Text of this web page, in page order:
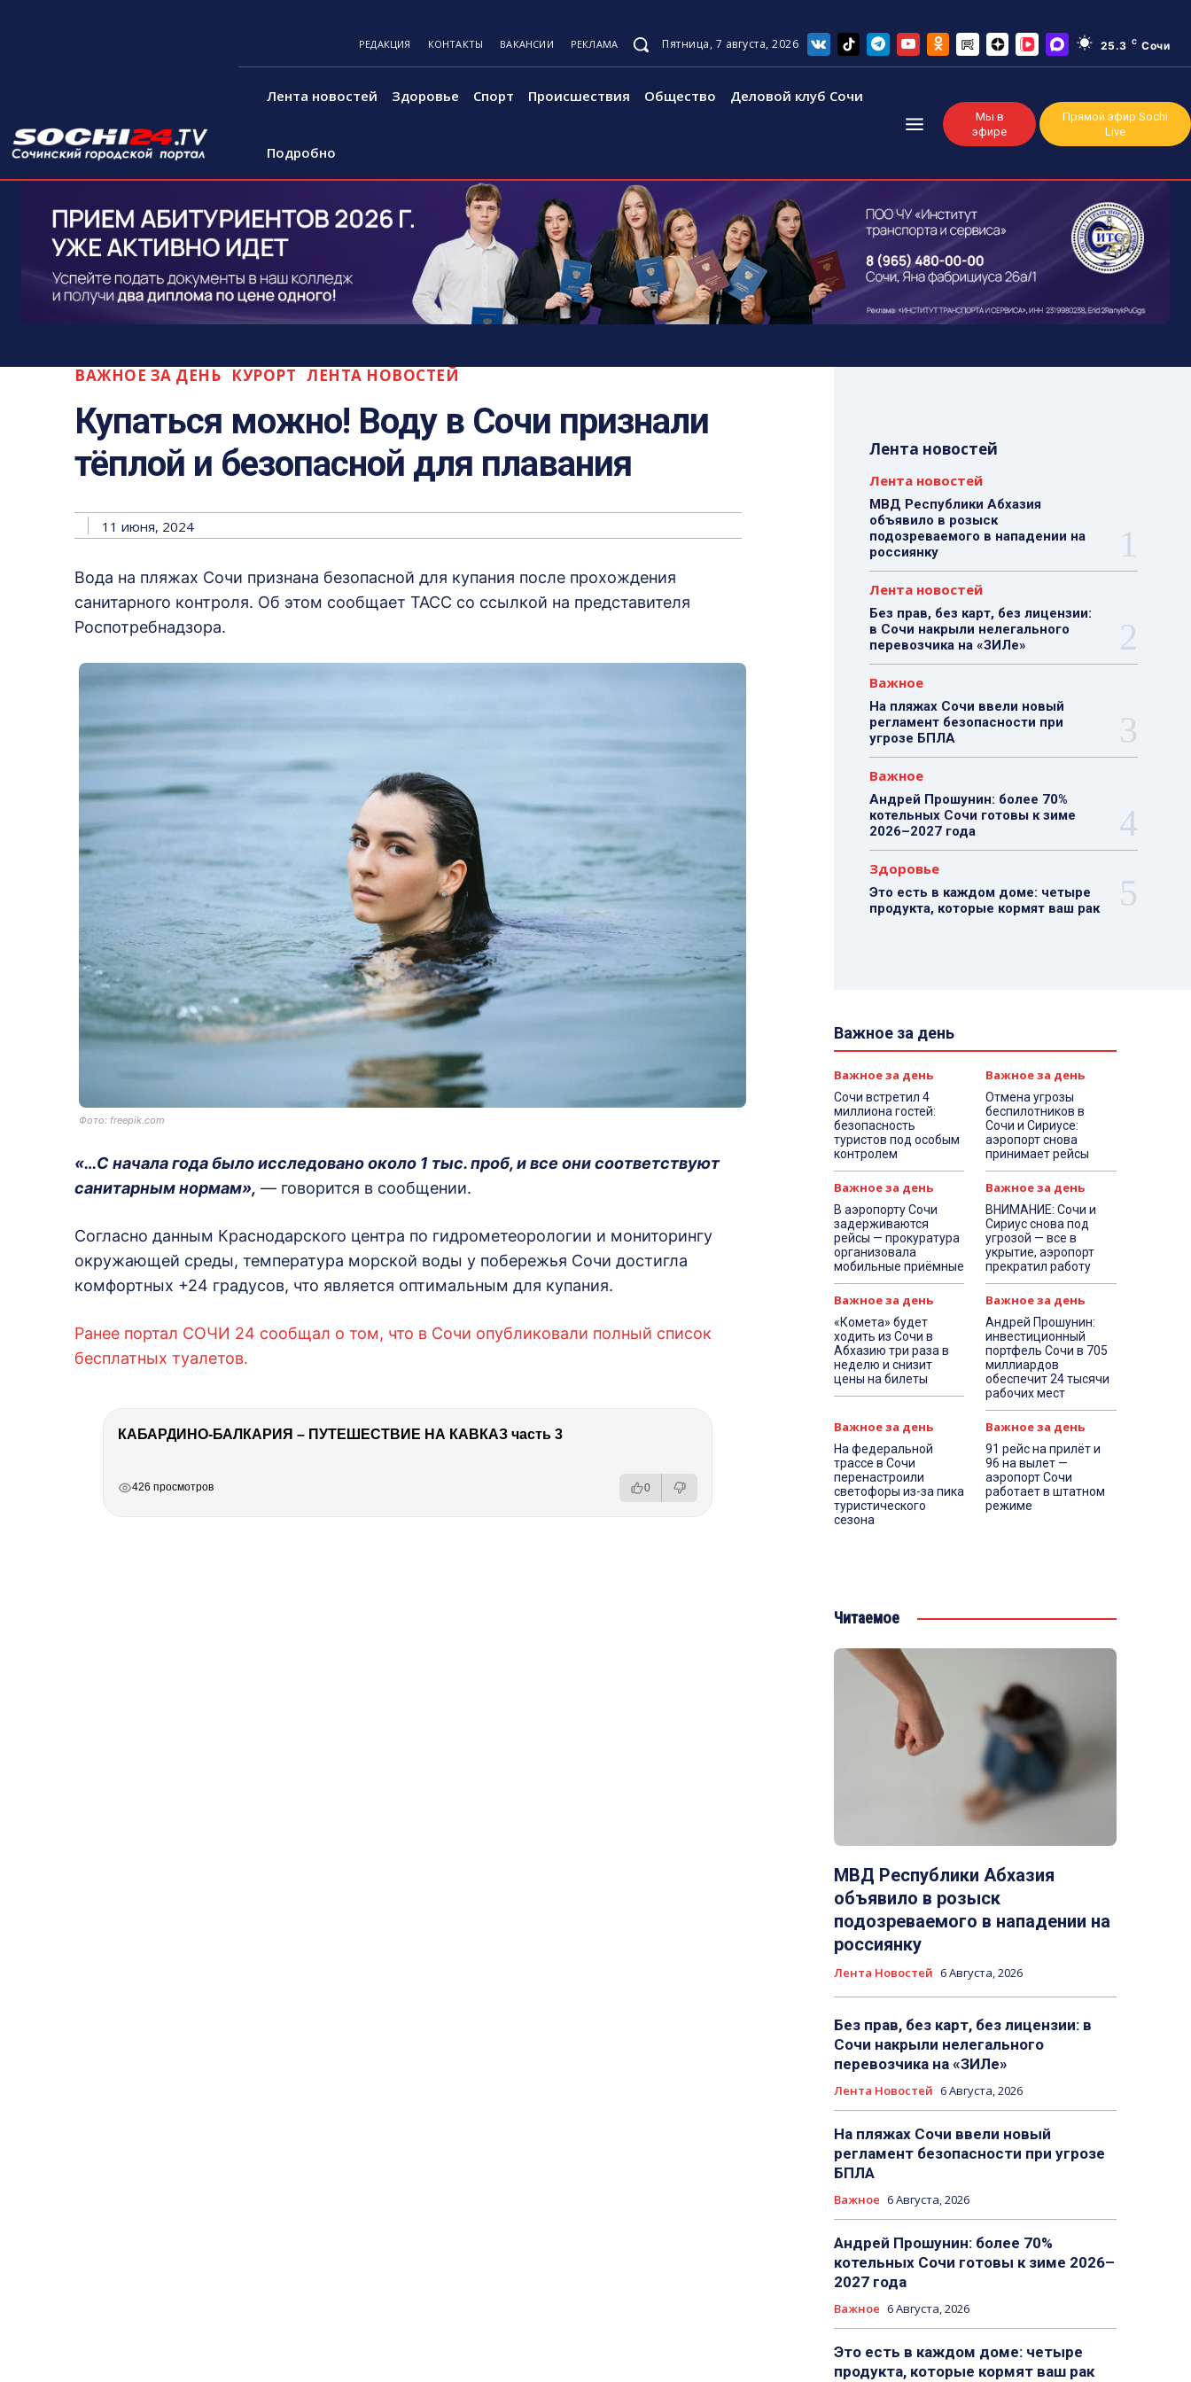
РЕДАКЦИЯ КОНТАКТЫ ВАКАНСИИ РЕКЛАМА Пятница, 7 августа, 2026 25.3 C Сочи
Лента новостей Здоровье Спорт Происшествия Общество Деловой клуб Сочи
Подробно
Мы в
эфире
Прямой эфир Sochi
Live
ВАЖНОЕ ЗА ДЕНЬ КУРОРТ ЛЕНТА НОВОСТЕЙ
Купаться можно! Воду в Сочи признали
тёплой и безопасной для плавания
11 июня, 2024
Вода на пляжах Сочи признана безопасной для купания после прохождения
санитарного контроля. Об этом сообщает ТАСС со ссылкой на представителя
Роспотребнадзора.
Фото: freepik.com
«…С начала года было исследовано около 1 тыс. проб, и все они соответствуют
санитарным нормам», — говорится в сообщении.
Согласно данным Краснодарского центра по гидрометеорологии и мониторингу
окружающей среды, температура морской воды у побережья Сочи достигла
комфортных +24 градусов, что является оптимальным для купания.
Ранее портал СОЧИ 24 сообщал о том, что в Сочи опубликовали полный список
бесплатных туалетов.
КАБАРДИНО-БАЛКАРИЯ – ПУТЕШЕСТВИЕ НА КАВКАЗ часть 3
426 просмотров 0
Лента новостей
Лента новостей
МВД Республики Абхазия
объявило в розыск
подозреваемого в нападении на
россиянку
Лента новостей
Без прав, без карт, без лицензии:
в Сочи накрыли нелегального
перевозчика на «ЗИЛе»
Важное
На пляжах Сочи ввели новый
регламент безопасности при
угрозе БПЛА
Важное
Андрей Прошунин: более 70%
котельных Сочи готовы к зиме
2026–2027 года
Здоровье
Это есть в каждом доме: четыре
продукта, которые кормят ваш рак
Важное за день
Важное за день
Сочи встретил 4
миллиона гостей:
безопасность
туристов под особым
контролем
Важное за день
Отмена угрозы
беспилотников в
Сочи и Сириусе:
аэропорт снова
принимает рейсы
Важное за день
В аэропорту Сочи
задерживаются
рейсы — прокуратура
организовала
мобильные приёмные
Важное за день
ВНИМАНИЕ: Сочи и
Сириус снова под
угрозой — все в
укрытие, аэропорт
прекратил работу
Важное за день
«Комета» будет
ходить из Сочи в
Абхазию три раза в
неделю и снизит
цены на билеты
Важное за день
Андрей Прошунин:
инвестиционный
портфель Сочи в 705
миллиардов
обеспечит 24 тысячи
рабочих мест
Важное за день
На федеральной
трассе в Сочи
перенастроили
светофоры из-за пика
туристического
сезона
Важное за день
91 рейс на прилёт и
96 на вылет —
аэропорт Сочи
работает в штатном
режиме
Читаемое
МВД Республики Абхазия
объявило в розыск
подозреваемого в нападении на
россиянку
Лента Новостей 6 Августа, 2026
Без прав, без карт, без лицензии: в
Сочи накрыли нелегального
перевозчика на «ЗИЛе»
Лента Новостей 6 Августа, 2026
На пляжах Сочи ввели новый
регламент безопасности при угрозе
БПЛА
Важное 6 Августа, 2026
Андрей Прошунин: более 70%
котельных Сочи готовы к зиме 2026–
2027 года
Важное 6 Августа, 2026
Это есть в каждом доме: четыре
продукта, которые кормят ваш рак